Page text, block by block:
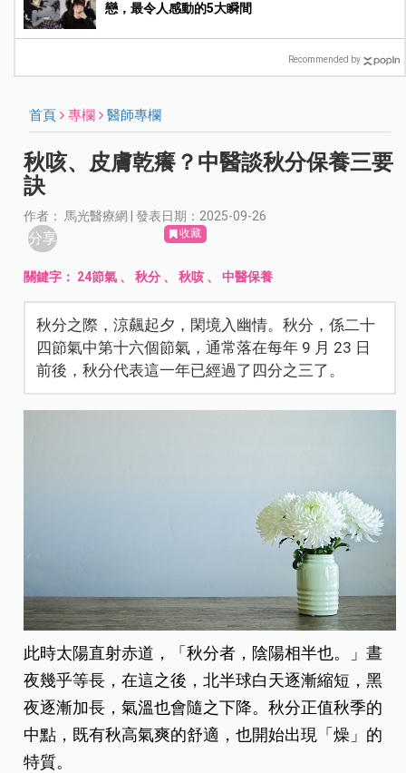
戀，最令人感動的5大瞬間
Recommended by
首頁 專欄 醫師專欄
秋咳、皮膚乾癢？中醫談秋分保養三要
訣
作者： 馬光醫療網 | 發表日期：2025-09-26
分享 收藏
關鍵字： 24節氣 、秋分 、秋咳 、中醫保養
秋分之際，涼飆起夕，閑境入幽情。秋分，係二十
四節氣中第十六個節氣，通常落在每年 9 月 23 日
前後，秋分代表這一年已經過了四分之三了。
此時太陽直射赤道，「秋分者，陰陽相半也。」晝
夜幾乎等長，在這之後，北半球白天逐漸縮短，黑
夜逐漸加長，氣溫也會隨之下降。秋分正值秋季的
中點，既有秋高氣爽的舒適，也開始出現「燥」的
特質。